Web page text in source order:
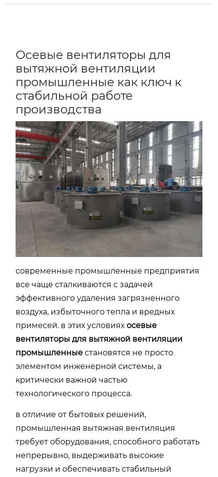
Осевые вентиляторы для
вытяжной вентиляции
промышленные как ключ к
стабильной работе
производства
современные промышленные предприятия
все чаще сталкиваются с задачей
эффективного удаления загрязненного
воздуха, избыточного тепла и вредных
примесей. в этих условиях осевые
вентиляторы для вытяжной вентиляции
промышленные становятся не просто
элементом инженерной системы, а
критически важной частью
технологического процесса.
в отличие от бытовых решений,
промышленная вытяжная вентиляция
требует оборудования, способного работать
непрерывно, выдерживать высокие
нагрузки и обеспечивать стабильный